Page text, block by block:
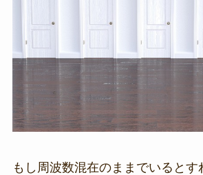
もし周波数混在のままでいるとす